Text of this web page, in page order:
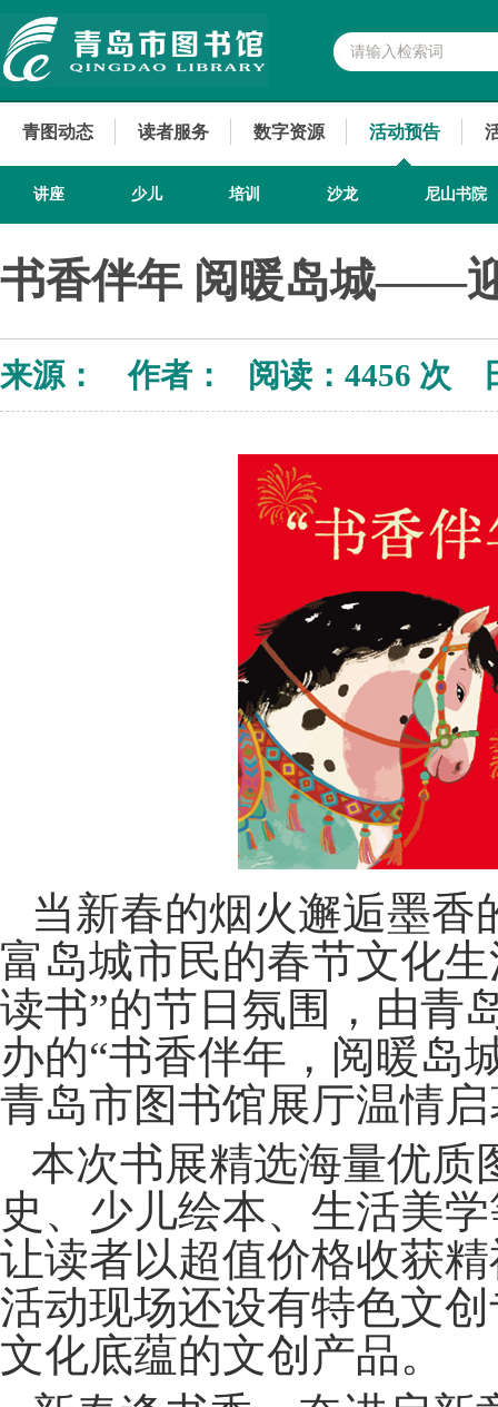
青图动态 读者服务 数字资源 活动预告
讲座 少儿 培训 沙龙 尼山书院
书香伴年 阅暖岛城——
来源： 作者： 阅读： 4456 次
当新春的烟火邂逅墨香
富岛城市民的春节文化
读书”的节日氛围，由青
办的“书香伴年，阅暖岛
青岛市图书馆展厅温情
本次书展精选海量优质
史、少儿绘本、生活美
让读者以超值价格收获
活动现场还设有特色文
文化底蕴的文创产品。